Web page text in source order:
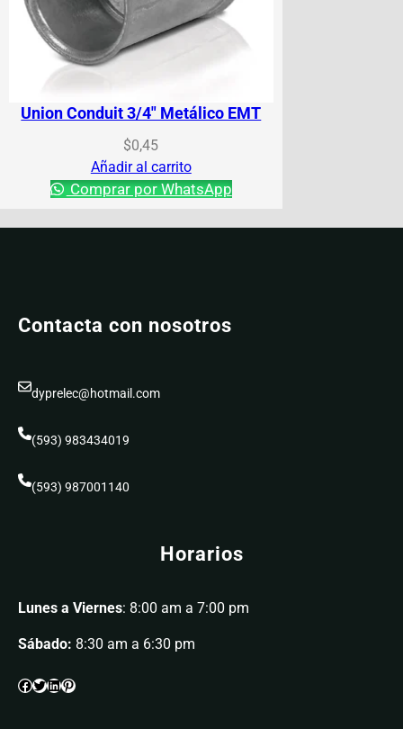
Union Conduit 3/4″ Metálico EMT
$0,45
Añadir al carrito
Comprar por WhatsApp
Contacta con nosotros
dyprelec@hotmail.com
(593) 983434019
(593) 987001140
Horarios
Lunes a Viernes: 8:00 am a 7:00 pm
Sábado: 8:30 am a 6:30 pm